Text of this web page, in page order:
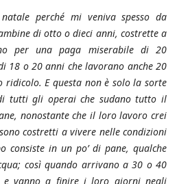
perché mi veniva spesso da
di otto o dieci anni, costrette a
per una paga miserabile di 20
18 o 20 anni che lavorano anche 20
E questa non è solo la sorte
tutti gli operai che sudano tutto il
nonostante che il loro lavoro crei
costretti a vivere nelle condizioni
in un po’ di pane, qualche
così quando arrivano a 30 o 40
vanno a finire i loro giorni negli